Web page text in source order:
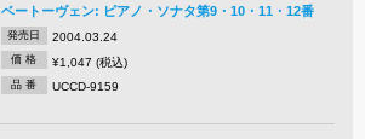
ベートーヴェン: ピアノ・ソナタ第9・10・11・12番
発売日 2004.03.24
価 格 ¥1,047 (税込)
品 番 UCCD-9159